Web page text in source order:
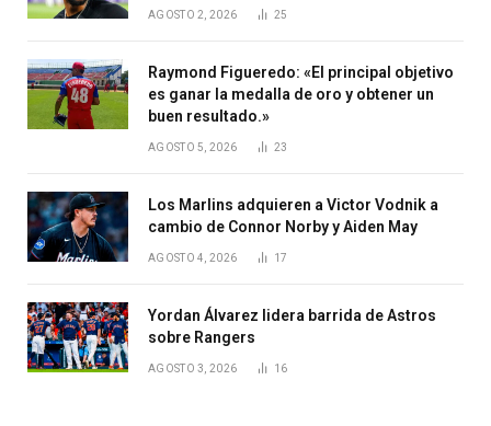
AGOSTO 2, 2026 25
Raymond Figueredo: «El principal objetivo
es ganar la medalla de oro y obtener un
buen resultado.»
AGOSTO 5, 2026 23
Los Marlins adquieren a Victor Vodnik a
cambio de Connor Norby y Aiden May
AGOSTO 4, 2026 17
Yordan Álvarez lidera barrida de Astros
sobre Rangers
AGOSTO 3, 2026 16